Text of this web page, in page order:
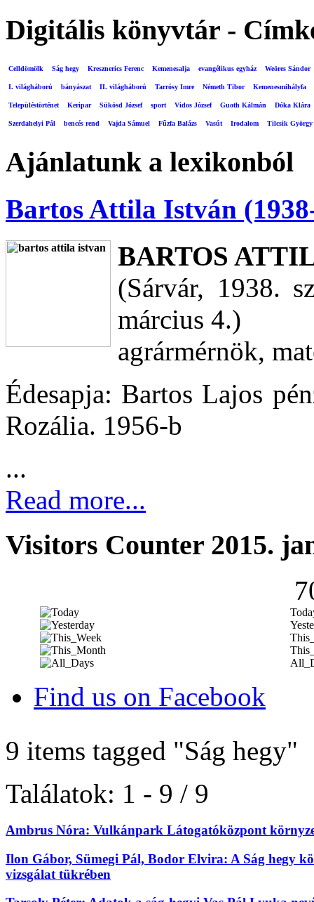
Digitális könyvtár -
Celldömölk Ság hegy Kresznerics Ferenc Kemenesalja evangélikus egyház Weöres Sándor
I. világháború bányászat II. világháború Tarrósy Imre Németh Tibor Kemenesmihályfa
Településtörténet Keripar Sükösd József sport Vidos József Guoth Kálmán Dóka Klára
Szerdahelyi Pál bencés rend Vajda Sámuel Fűzfa Balázs Vasút Irodalom Tilcsik György
Ajánlatunk a lexikonból
Bartos Attila István
BARTOS
(Sárvár, 1938.
március 4.)
agrármérnök,
Édesapja: Bartos Lajos
Rozália. 1956-b
...
Read more...
Visitors Counter 2015.
Find us on Facebook
9 items tagged "Ság hegy"
Találatok: 1 - 9 / 9
Ambrus Nóra: Vulkánpark Látogatóközpont
Ilon Gábor, Sümegi Pál, Bodor Elvira: A Ság hegy
vizsgálat tükrében